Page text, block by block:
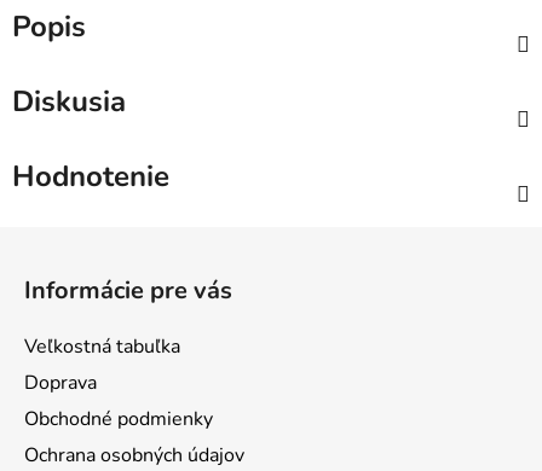
Popis
Diskusia
Hodnotenie
Informácie pre vás
Veľkostná tabuľka
Doprava
Obchodné podmienky
Ochrana osobných údajov